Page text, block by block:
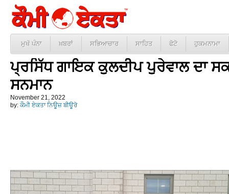
ਮੁਖੱ ਪੰਨਾ ਖ਼ਬਰਾਂ ਸਭਿਆਚਾਰ ਸਾਹਿਤ ਫੋਟੋ ਹੁਕਮਨਾਮਾ
ਪ੍ਰਸਿੱਧ ਗਾਇਕ ਕੁਲਦੀਪ ਪੁਰੇਵਾਲ ਦਾ
ਸਨਮਾਨ
November 21, 2022
by: ਕੌਮੀ ਏਕਤਾ ਨਿਊਜ਼ ਬੀਊਰੋ